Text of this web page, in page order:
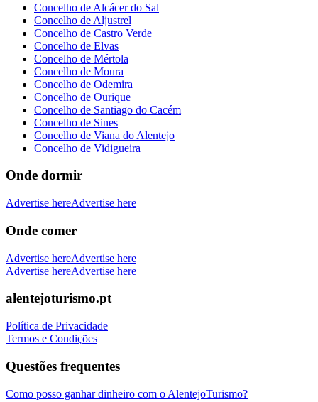
Concelho de Alcácer do Sal
Concelho de Aljustrel
Concelho de Castro Verde
Concelho de Elvas
Concelho de Mértola
Concelho de Moura
Concelho de Odemira
Concelho de Ourique
Concelho de Santiago do Cacém
Concelho de Sines
Concelho de Viana do Alentejo
Concelho de Vidigueira
Onde dormir
Advertise hereAdvertise here
Onde comer
Advertise hereAdvertise here
Advertise hereAdvertise here
alentejoturismo.pt
Política de Privacidade
Termos e Condições
Questões frequentes
Como posso ganhar dinheiro com o AlentejoTurismo?